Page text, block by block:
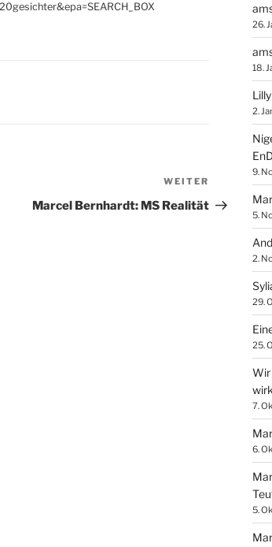
Nächster
Beitrag
WEITER
Marcel Bernhardt: MS Realität
26.
18.
2.
9.
5.
2.
29.
25.
Wir
7.
6.
5.